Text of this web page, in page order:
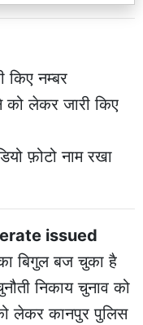
किए नम्बर
को लेकर जारी किए
फ़ोटो नाम रखा
issued
बिगुल बज चुका है
निकाय चुनाव को
लेकर कानपुर पुलिस